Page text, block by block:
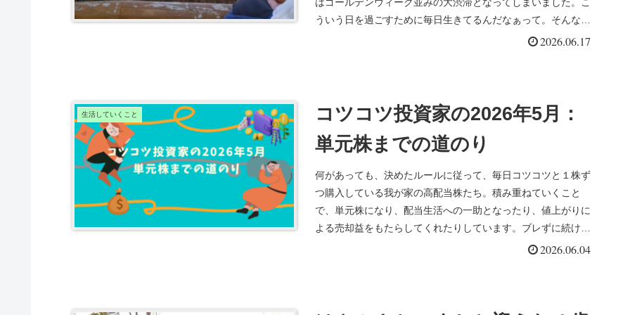
はゴールデンウィーク並みの大渋滞となってしまいました。こ
ういう日を過ごすために毎日生きてるんだなぁって。そんな思
2026.06.17
生活していくこと
コツコツ投資家の2026年5月：
単元株までの道のり
何があっても、決めたルールに従って、毎日コツコツと１株ず
つ購入している我が家の高配当株たち。積み重ねていくこと
で、単元株になり、配当生活への一助となったり、値上がりに
よる売却益をもたらしてくれたりしています。ブレずに続けて
2026.06.04